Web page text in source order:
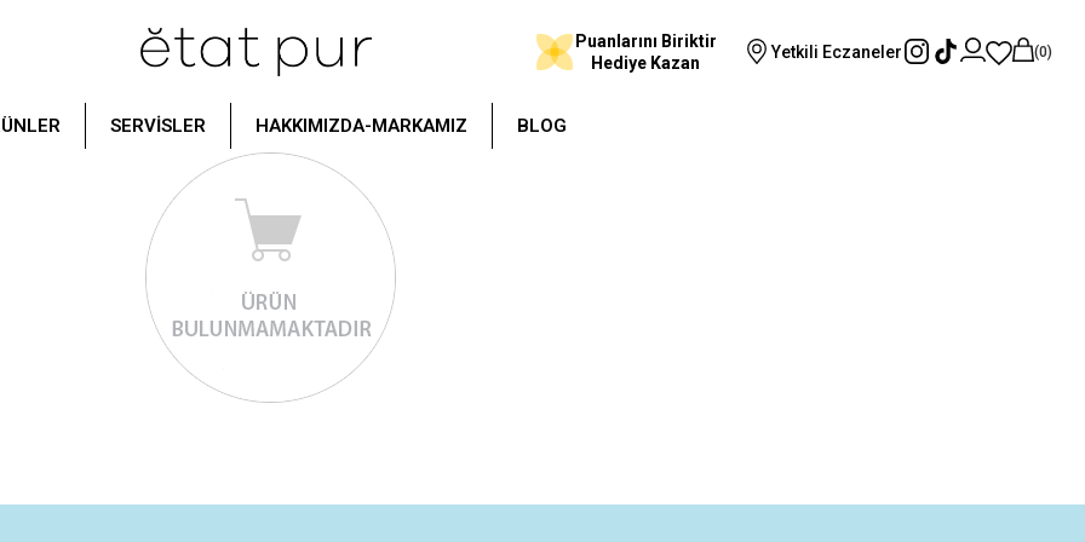
Puanlarını Biriktir
Hediye Kazan
Yetkili Eczaneler 0
SERVİSLER HAKKIMIZDA-MARKAMIZ BLOG